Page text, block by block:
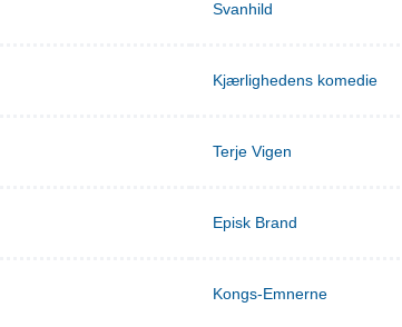
Svanhild
Kjærlighedens komedie
Terje Vigen
Episk Brand
Kongs-Emnerne